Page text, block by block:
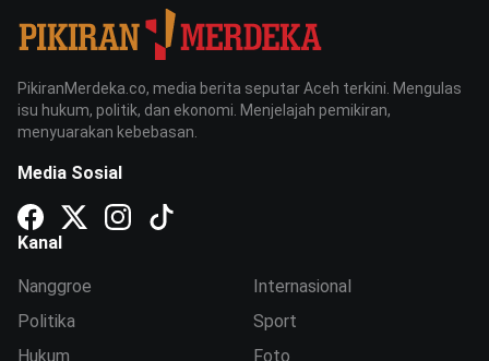
PikiranMerdeka.co, media berita seputar Aceh terkini. Mengulas
isu hukum, politik, dan ekonomi. Menjelajah pemikiran,
menyuarakan kebebasan.
Media Sosial
Kanal
Nanggroe
Politika
Hukum
Internasional
Sport
Foto